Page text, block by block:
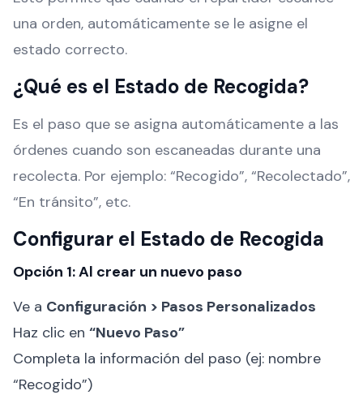
una orden, automáticamente se le asigne el
estado correcto.
¿Qué es el Estado de Recogida?
Es el paso que se asigna automáticamente a las
órdenes cuando son escaneadas durante una
recolecta. Por ejemplo: “Recogido”, “Recolectado”,
“En tránsito”, etc.
Configurar el Estado de Recogida
Opción 1: Al crear un nuevo paso
Ve a Configuración > Pasos Personalizados
Haz clic en “Nuevo Paso”
Completa la información del paso (ej: nombre
“Recogido”)